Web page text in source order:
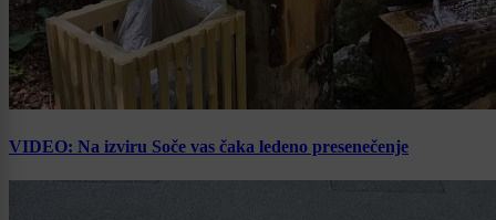
VIDEO: Na izviru Soče vas čaka ledeno presenečenje